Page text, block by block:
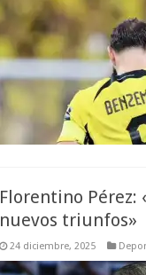
Florentino Pérez:
nuevos triunfos»
24 diciembre, 2025